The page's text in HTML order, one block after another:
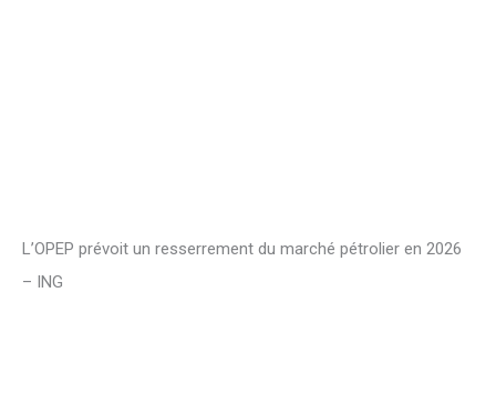
L’OPEP prévoit un resserrement du marché pétrolier en 2026
– ING